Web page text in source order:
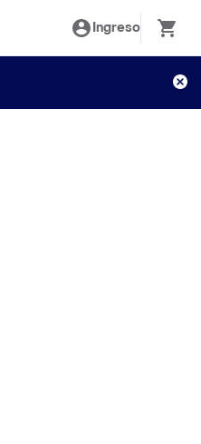
Ingreso